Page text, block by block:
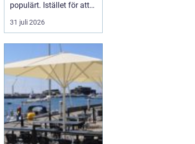
populärt. Istället för att
låta arvegods ligga i en
låda kan de formas om
passar stilen i dag och
bär med sig historien.
N&au...
31 juli 2026